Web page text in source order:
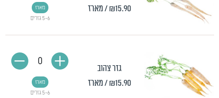
₪15.90/ מארז
5-6 גזרים
מארז
גזר צהוב
₪15.90/ מארז
5-6 גזרים
מארז
0